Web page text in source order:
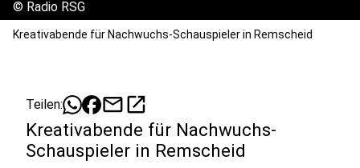
© Radio RSG
Kreativabende für Nachwuchs-Schauspieler in Remscheid
Teilen: mailopen_in_new
Kreativabende für Nachwuchs-
Schauspieler in Remscheid